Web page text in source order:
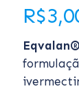
R$
Eqvalan®